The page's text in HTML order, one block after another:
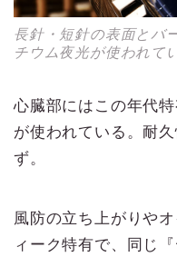
長針・短針の表面とバ
チウム夜光が使われて
心臓部にはこの年代
が使われている。耐
ず。
風防の立ち上がりや
ィーク特有で、同じ